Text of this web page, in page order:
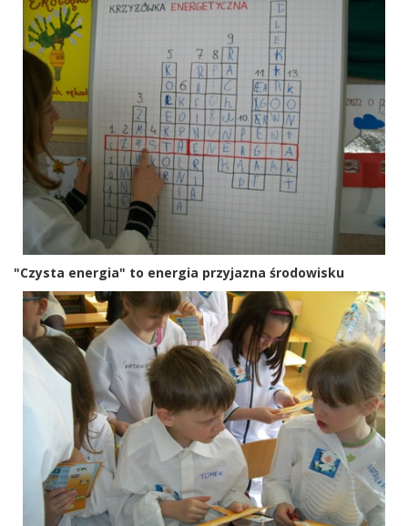
"Czysta energia" to energia przyjazna środowisku